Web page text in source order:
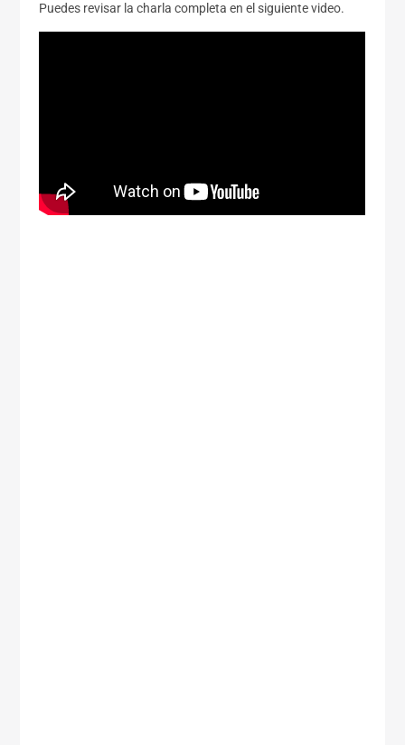
Puedes revisar la charla completa en el siguiente video.